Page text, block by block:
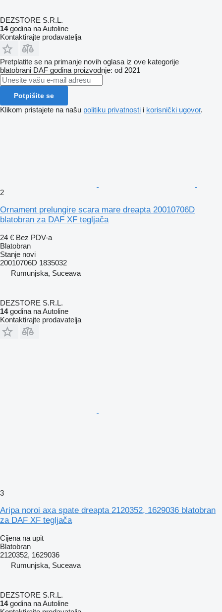
DEZSTORE S.R.L.
14godina na Autoline
Kontaktirajte prodavatelja
Pretplatite se na primanje novih oglasa iz ove kategorije
blatobrani DAF godina proizvodnje: od 2021
Potpišite se
Klikom pristajete na našu politiku privatnosti i korisnički ugovor.
2
Ornament prelungire scara mare dreapta 20010706D
blatobran za DAF XF tegljača
24 € Bez PDV-a
Blatobran
Stanje novi
20010706D 1835032
Rumunjska, Suceava
DEZSTORE S.R.L.
14godina na Autoline
Kontaktirajte prodavatelja
3
Aripa noroi axa spate dreapta 2120352, 1629036 blatobran
za DAF XF tegljača
Cijena na upit
Blatobran
2120352, 1629036
Rumunjska, Suceava
DEZSTORE S.R.L.
14godina na Autoline